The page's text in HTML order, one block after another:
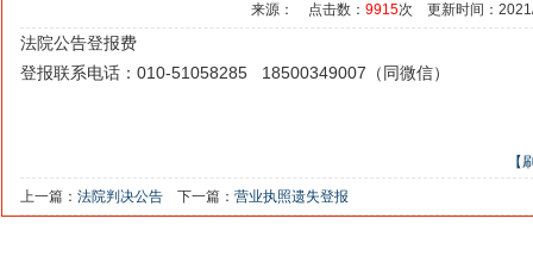
来源： 点击数： 9915次 更新时间：
法院公告登报费
登报联系电话：010-51058285 18500349007（同微信）
【
上一篇： 法院判决公告 下一篇： 营业执照遗失登报